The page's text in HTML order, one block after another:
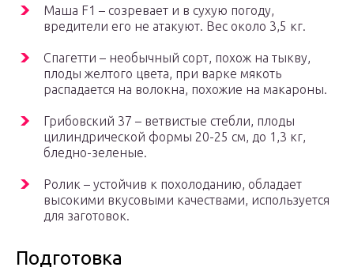
Маша F1 – созревает и в сухую погоду,
вредители его не атакуют. Вес около 3,5 кг.
Спагетти – необычный сорт, похож на тыкву,
плоды желтого цвета, при варке мякоть
распадается на волокна, похожие на макароны.
Грибовский 37 – ветвистые стебли, плоды
цилиндрической формы 20-25 см, до 1,3 кг,
бледно-зеленые.
Ролик – устойчив к похолоданию, обладает
высокими вкусовыми качествами, используется
для заготовок.
Подготовка